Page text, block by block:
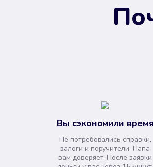
Вы сэкономили время
Не потребовались справки,
залоги и поручители. Папа
вам доверяет. После заявки